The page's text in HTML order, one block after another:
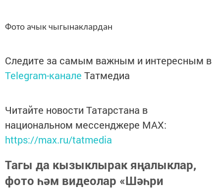
Фото ачык чыгынаклардан
Следите за самым важным и интересным в
Telegram-канале Татмедиа
Читайте новости Татарстана в
национальном мессенджере MАХ:
https://max.ru/tatmedia
Тагы да кызыклырак яңалыклар,
фото һәм видеолар «Шәһри